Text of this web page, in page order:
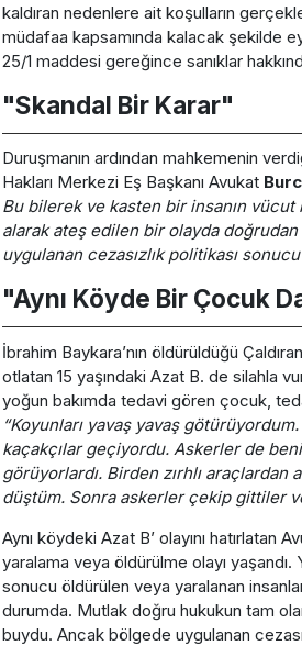
kaldıran nedenlere ait koşulların
müdafaa kapsamında kalacak şekilde
25/1 maddesi gereğince sanıklar
"Skandal Bir Karar"
Duruşmanın ardından mahkemenin
Hakları Merkezi Eş Başkanı Avukat
Bu bilerek ve kasten bir insanın
alarak ateş edilen bir olayda
uygulanan cezasızlık politikası
"Aynı Köyde Bir Çocuk
İbrahim Baykara’nın öldürüldüğü
otlatan 15 yaşındaki Azat B. de silahla
yoğun bakımda tedavi gören çocuk,
“Koyunları yavaş yavaş
kaçakçılar geçiyordu. Askerler de
görüyorlardı. Birden zırhlı
düştüm. Sonra askerler çekip gittiler
Aynı köydeki Azat B’ olayını hatırlatan
yaralama veya öldürülme olayı yaşandı.
sonucu öldürülen veya yaralanan
durumda. Mutlak doğru hukukun tam
buydu. Ancak bölgede uygulanan